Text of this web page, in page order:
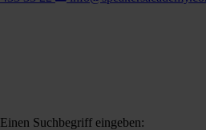
Einen Suchbegriff eingeben: